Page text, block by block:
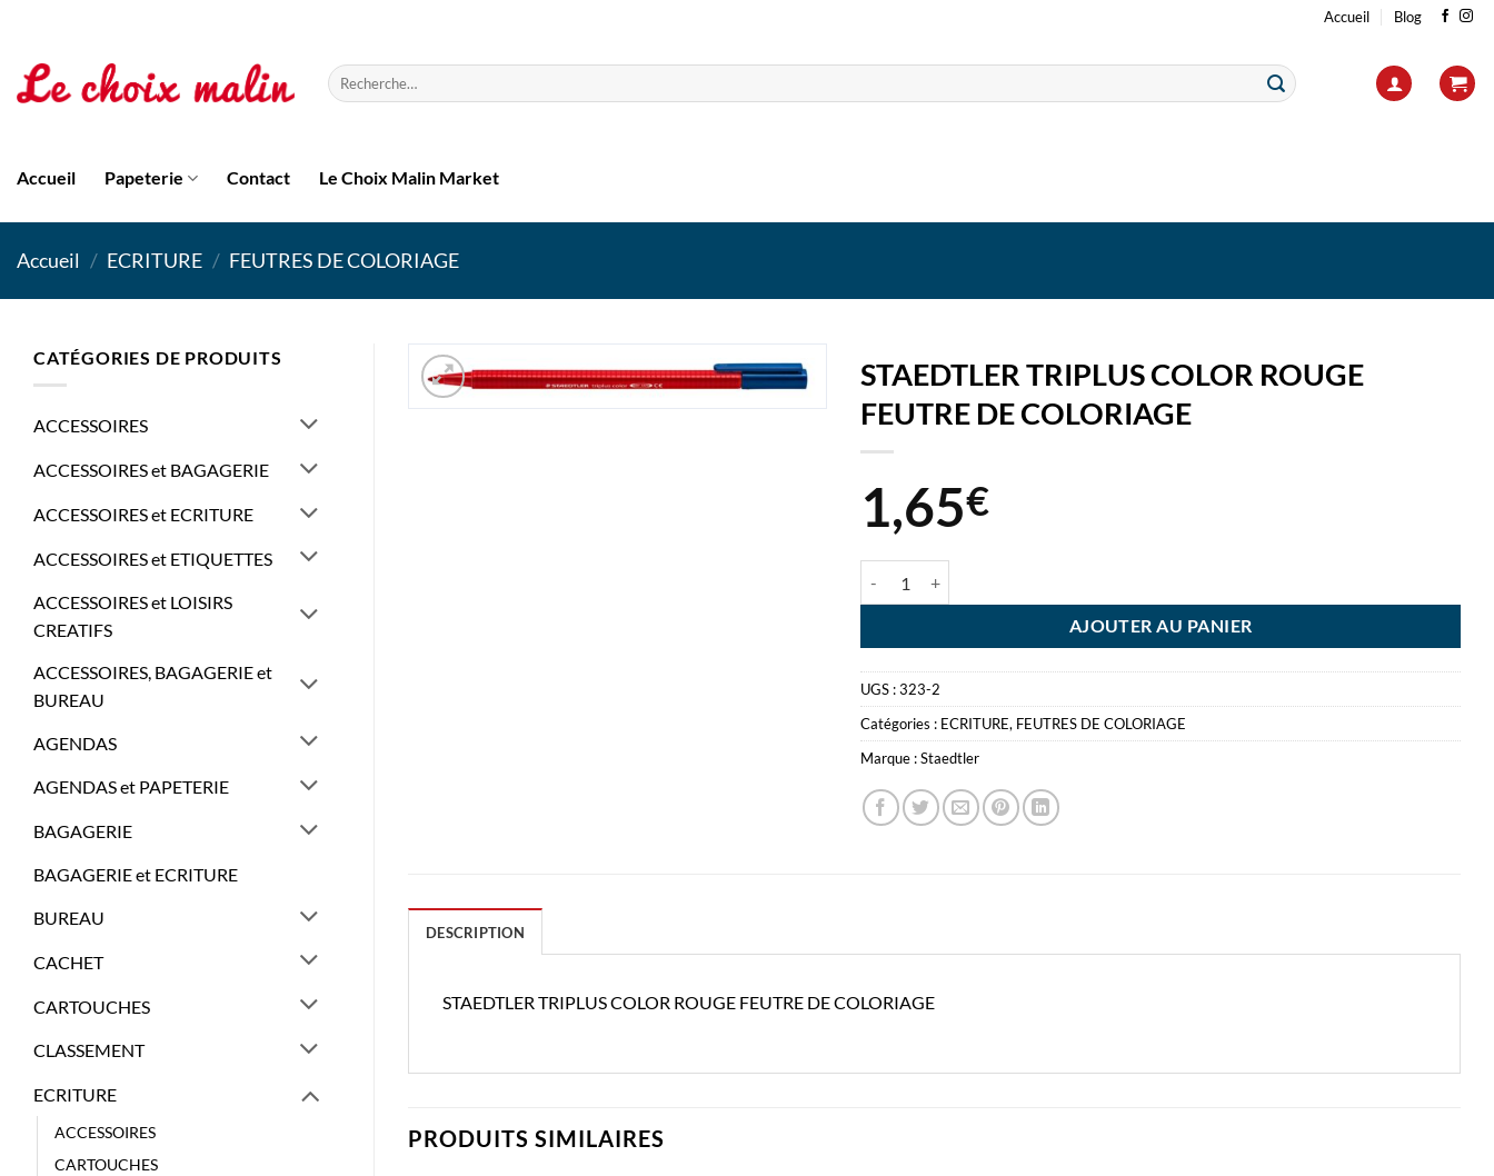
contenu
Accueil Blog
Recherche
pour :
Accueil Papeterie Contact Le Choix Malin Market
Accueil / ECRITURE / FEUTRES DE COLORIAGE
CATÉGORIES DE PRODUITS
ACCESSOIRES
ACCESSOIRES et BAGAGERIE
ACCESSOIRES et ECRITURE
ACCESSOIRES et ETIQUETTES
ACCESSOIRES et LOISIRS
CREATIFS
ACCESSOIRES, BAGAGERIE et
BUREAU
AGENDAS
AGENDAS et PAPETERIE
BAGAGERIE
BAGAGERIE et ECRITURE
BUREAU
CACHET
CARTOUCHES
CLASSEMENT
ECRITURE
ACCESSOIRES
CARTOUCHES
STAEDTLER TRIPLUS COLOR ROUGE
FEUTRE DE COLORIAGE
1,65€
AJOUTER AU PANIER
UGS :323-2
Catégories : ECRITURE, FEUTRES DE COLORIAGE
Marque :Staedtler
DESCRIPTION
STAEDTLER TRIPLUS COLOR ROUGE FEUTRE DE COLORIAGE
PRODUITS SIMILAIRES